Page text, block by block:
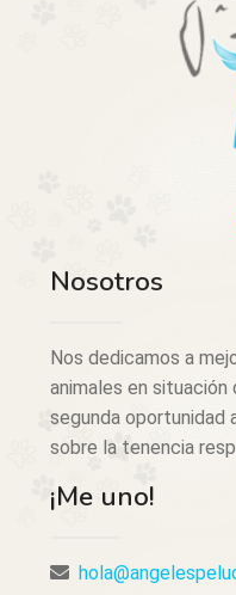
Nosotros
Nos dedicamos a
animales en situación
segunda oportunidad
sobre la tenencia
¡Me uno!